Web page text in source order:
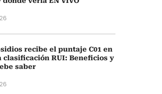
recibe el puntaje C01 en
clasificación RUI: Beneficios y
saber